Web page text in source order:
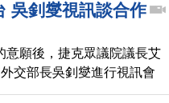
吳釗燮視訊談合作
意願後，捷克眾議院議長艾
交部長吳釗燮進行視訊會
達莫娃在推文中表示，屆時